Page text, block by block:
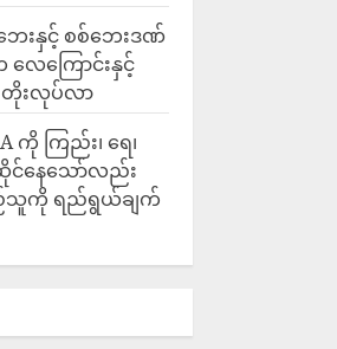
းနှင့် စစ်ဘေးဒဏ်
လေကြောင်းနှင့်
းလုပ်လာ
ကြည်း၊ ရေ၊
င်နေသော်လည်း
ည်သူကို ရည်ရွယ်ချက်